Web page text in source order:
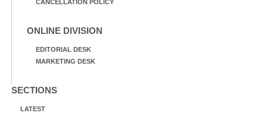
CANCELLATION POLICY
ONLINE DIVISION
EDITORIAL DESK
MARKETING DESK
SECTIONS
LATEST